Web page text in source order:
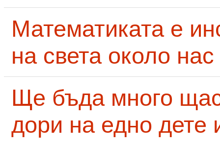
Математиката е
на света около нас
Ще бъда много
дори на едно дете